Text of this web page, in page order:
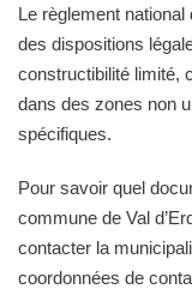
Le règlement
des dispositions
constructibilité limité,
dans des zones non
spécifiques.
Pour savoir quel
commune de Val
contacter la
coordonnées de